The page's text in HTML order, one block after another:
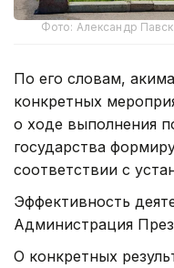
Фото: Александр
По его словам,
конкретных
о ходе выполнения
государства
соответствии с
Эффективность
Администрация
О конкретных